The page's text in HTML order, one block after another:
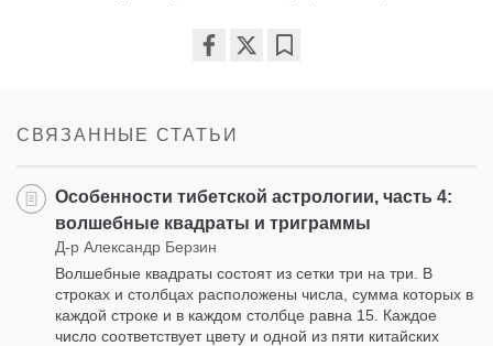
СВЯЗАННЫЕ СТАТЬИ
Особенности тибетской астрологии, часть 4:
волшебные квадраты и триграммы
Д-р Александр Берзин
Волшебные квадраты состоят из сетки три на три. В
строках и столбцах расположены числа, сумма которых в
каждой строке и в каждом столбце равна 15. Каждое
число соответствует цвету и одной из пяти китайских